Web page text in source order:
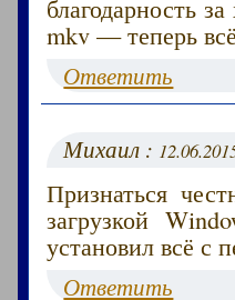
благодарность
mkv — теперь
Ответить
Михаил :
Признаться
загрузкой
установил всё с
Ответить